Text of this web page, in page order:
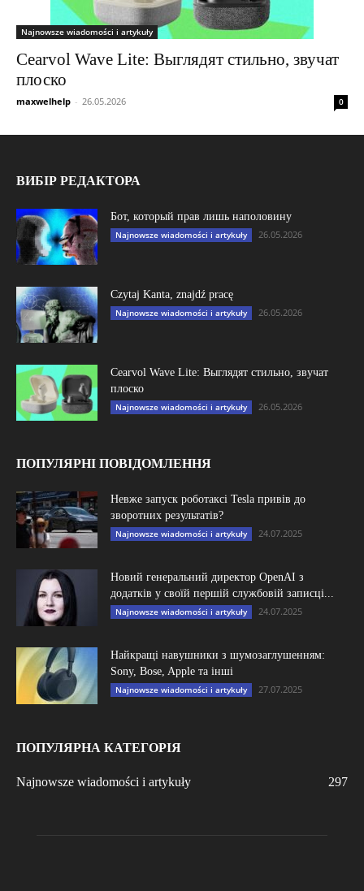
Najnowsze wiadomości i artykuły
Cearvol Wave Lite: Выглядят стильно, звучат
плоско
maxwelhelp - 26.05.2026 0
ВИБІР РЕДАКТОРА
Бот, который прав лишь наполовину
Najnowsze wiadomości i artykuły 26.05.2026
Czytaj Kanta, znajdź pracę
Najnowsze wiadomości i artykuły 26.05.2026
Cearvol Wave Lite: Выглядят стильно, звучат
плоско
Najnowsze wiadomości i artykuły 26.05.2026
ПОПУЛЯРНІ ПОВІДОМЛЕННЯ
Невже запуск роботаксі Tesla привів до
зворотних результатів?
Najnowsze wiadomości i artykuły 24.07.2025
Новий генеральний директор OpenAI з
додатків у своїй першій службовій записці...
Najnowsze wiadomości i artykuły 24.07.2025
Найкращі навушники з шумозаглушенням:
Sony, Bose, Apple та інші
Najnowsze wiadomości i artykuły 27.07.2025
ПОПУЛЯРНА КАТЕГОРІЯ
Najnowsze wiadomości i artykuły 297